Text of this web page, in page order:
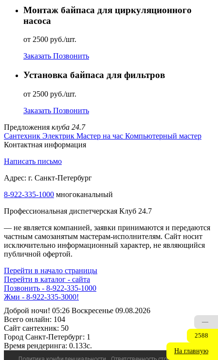
Монтаж байпаса для циркуляционного
насоса
от 2500 руб./шт.
Заказать Позвонить
Установка байпаса для фильтров
от 2500 руб./шт.
Заказать Позвонить
Предложения клуба 24.7
Сантехник Электрик Мастер на час Компьютерный мастер
Контактная информация
Написать письмо
Адрес: г. Санкт-Петербург
8-922-335-1000 многоканальный
Профессиональная диспетчерская Клуб 24.7
— не является компанией, заявки принимаются и передаются
частным самозанятым мастерам‑исполнителям. Сайт носит
исключительно информационный характер, не являющийся
публичной офертой.
Перейти в начало страницы
Перейти в каталог - сайта
Позвонить - 8-922-335-1000
Жми - 8-922-335-3000!
Доброй ночи! 05:26 Воскресенье 09.08.2026
Всего онлайн: 104
Сайт cантехник: 50
Город Санкт-Петербург: 1
Время рендеринга: 0.133c.
—
2588
На главную